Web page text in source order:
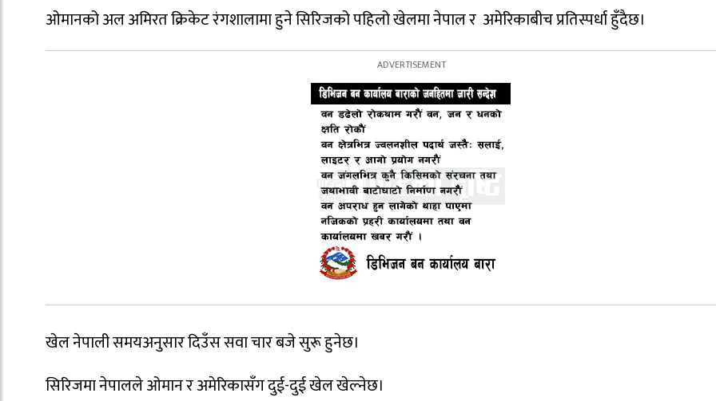
ओमानको अल अमिरत क्रिकेट रंगशालामा हुने सिरिजको पहिलो खेलमा नेपाल र अमेरिकाबीच प्रतिस्पर्धा हुँदैछ।
खेल नेपाली समयअनुसार दिउँस सवा चार बजे सुरू हुनेछ।
सिरिजमा नेपालले ओमान र अमेरिकासँग दुई-दुई खेल खेल्नेछ।